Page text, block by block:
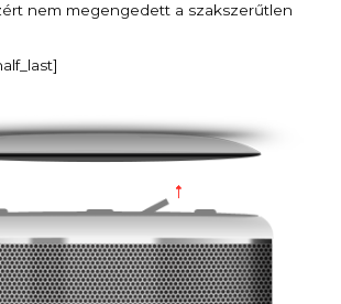
nem megengedett a szakszerűtlen